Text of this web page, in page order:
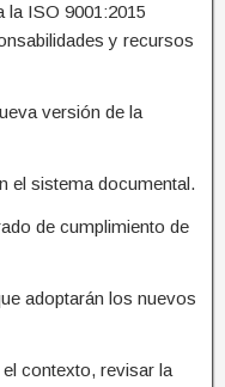
la ISO 9001:2015
y recursos
versión de la
el sistema documental.
de cumplimiento de
adoptarán los nuevos
contexto, revisar la